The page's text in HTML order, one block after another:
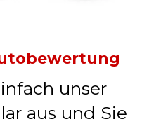
unser
aus und Sie